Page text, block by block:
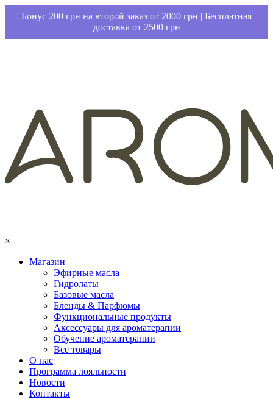
Бонус 200 грн на второй заказ от 2000 грн | Бесплатная
доставка от 2500 грн
×
Магазин
Эфирные масла
Гидролаты
Базовые масла
Бленды & Парфюмы
Функциональные продукты
Аксессуары для ароматерапии
Обучение ароматерапии
Все товары
О нас
Программа лояльности
Новости
Контакты